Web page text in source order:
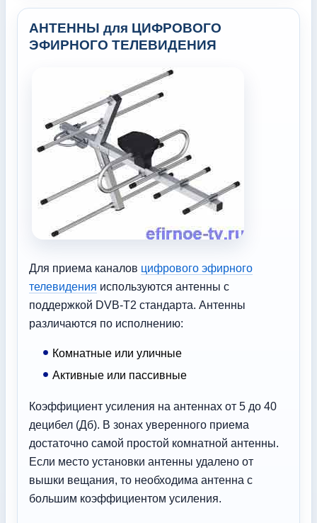
АНТЕННЫ для ЦИФРОВОГО
ЭФИРНОГО ТЕЛЕВИДЕНИЯ
Для приема каналов цифрового эфирного
телевидения используются антенны с
поддержкой DVB-T2 стандарта. Антенны
различаются по исполнению:
Комнатные или уличные
Активные или пассивные
Коэффициент усиления на антеннах от 5 до 40
децибел (Дб). В зонах уверенного приема
достаточно самой простой комнатной антенны.
Если место установки антенны удалено от
вышки вещания, то необходима антенна с
большим коэффициентом усиления.